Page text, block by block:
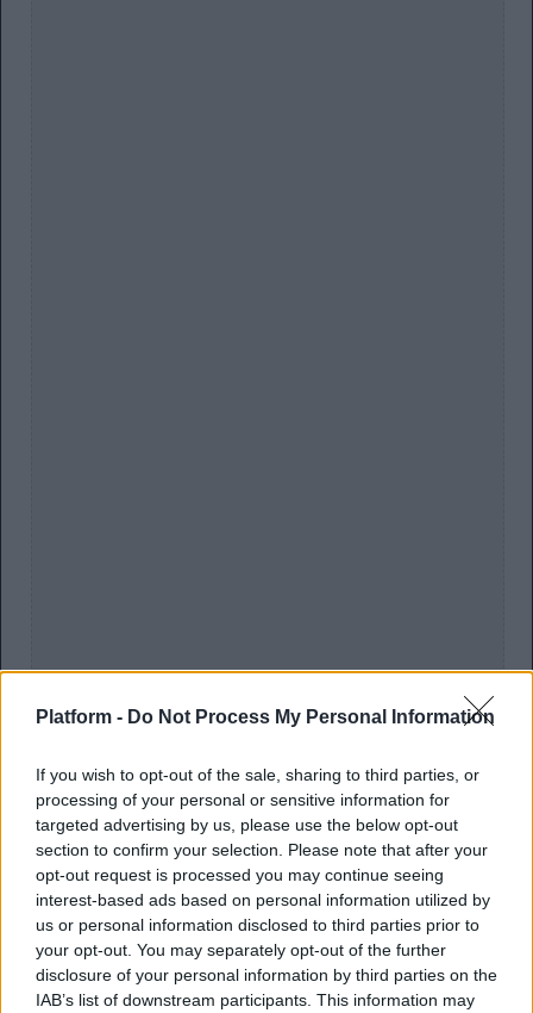
Platform - Do Not Process My Personal Information
If you wish to opt-out of the sale, sharing to third parties, or
processing of your personal or sensitive information for
targeted advertising by us, please use the below opt-out
section to confirm your selection. Please note that after your
opt-out request is processed you may continue seeing
interest-based ads based on personal information utilized by
us or personal information disclosed to third parties prior to
your opt-out. You may separately opt-out of the further
disclosure of your personal information by third parties on the
IAB’s list of downstream participants. This information may
Αν ανήκεις στην πολύπαθη αυτό το διάστημα
κατηγορία των γονιών,εσύ και αν έγινες γυναίκα-
λάστιχο… βγάζοντας από το ρεπερτόριο και τη
φαρέτρα της μαμαδίσιας γκαρνταρόμπας-
ντουλάπας-αποθήκης… ρόλους που ούτε ήξερες
ότι μπορούσες να υποδυθείς…
Ω ναι! Μια μαμά (κι ένας μπαμπάς) μπορούν όχι